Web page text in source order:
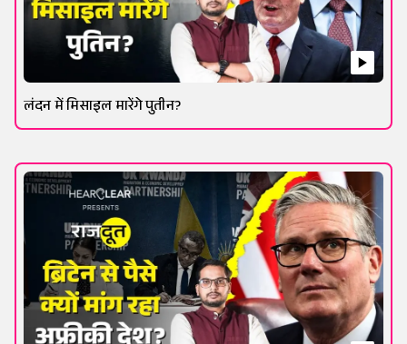
लंदन में मिसाइल मारेंगे पुतीन?